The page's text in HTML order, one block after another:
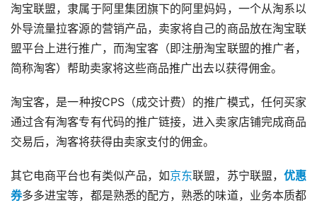
淘宝联盟，隶属于阿里集团旗下的阿里妈妈，一个从淘系以
外导流量拉客源的营销产品，卖家将自己的商品放在淘宝联
盟平台上进行推广，而淘宝客（即注册淘宝联盟的推广者，
简称淘客）帮助卖家将这些商品推广出去以获得佣金。
淘宝客，是一种按CPS（成交计费）的推广模式，任何买家
通过含有淘客专有代码的推广链接，进入卖家店铺完成商品
交易后，淘客将获得由卖家支付的佣金。
其它电商平台也有类似产品，如京东联盟，苏宁联盟， 优惠
券多多进宝等，都是熟悉的配方，熟悉的味道，业务本质都